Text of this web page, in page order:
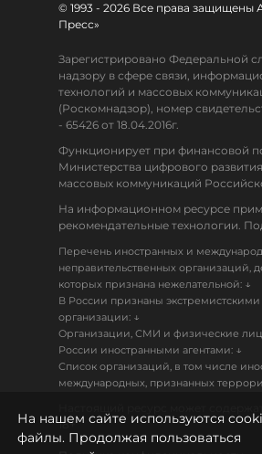
© 1993 - 2026 Все права защищены
Пресс»
Зарегистрировано Федеральной
надзору в сфере связи,
технологий и массовых
(Роскомнадзор), номер
- 65426 от 18.04.2016г.
Функционирует при финансовой
Министерства цифрового
массовых коммуникаций
На информационном ресурсе
рекомендательные технологии.
Перечень иностранных и
неправительственных организаций,
которых признана нежелательной: ↓
В России признаны
организации: ↓
Организации, СМИ и физические
России иностранными агентами: ↓
Список организаций, в том числе
международных, признанных
18+
На нашем сайте используются
файлы. Продолжая пользоваться